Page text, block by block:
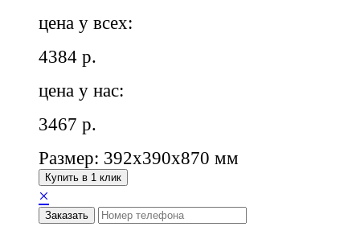
цена у всех:
4384 р.
цена у нас:
3467 р.
Размер: 392х390х870 мм
Купить в 1 клик
×
Заказать